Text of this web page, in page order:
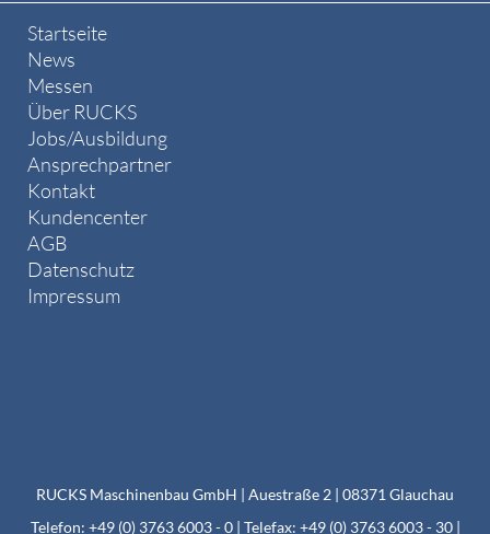
Startseite
News
Messen
Über RUCKS
Jobs/Ausbildung
Ansprechpartner
Kontakt
Kundencenter
AGB
Datenschutz
Impressum
RUCKS Maschinenbau GmbH | Auestraße 2 | 08371 Glauchau
Telefon: +49 (0) 3763 6003 - 0 | Telefax: +49 (0) 3763 6003 - 30 |